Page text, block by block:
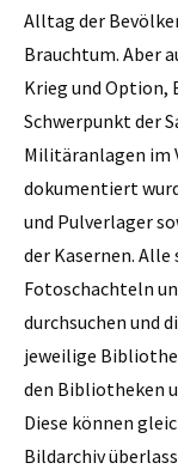
Alltag der
Brauchtum. Aber
Krieg und Option,
Schwerpunkt der
Militäranlagen im
dokumentiert
und Pulverlager
der Kasernen.
Fotoschachteln
durchsuchen und
jeweilige
den Bibliotheken
Diese können
Bildarchiv